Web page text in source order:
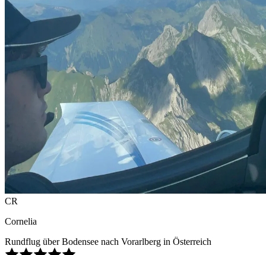
CR
Cornelia
Rundflug über Bodensee nach Vorarlberg in Österreich